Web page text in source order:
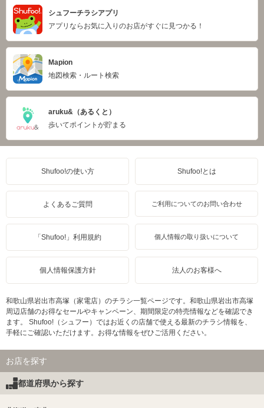
シュフーチラシアプリ
アプリならお気に入りのお店がすぐに見つかる！
Mapion
地図検索・ルート検索
aruku&（あるくと）
歩いてポイントが貯まる
Shufoo!の使い方 Shufoo!とは
よくあるご質問 ご利用についてのお問い合わせ
「Shufoo!」利用規約 個人情報の取り扱いについて
個人情報保護方針 法人のお客様へ
和歌山県岩出市高塚（家電店）のチラシ一覧ページです。和歌山県岩出市高塚
周辺店舗のお得なセールやキャンペーン、期間限定の特売情報などを確認でき
ます。 Shufoo!（シュフー）ではお近くの店舗で使える最新のチラシ情報を、
手軽にご確認いただけます。お得な情報をぜひご活用ください。
お店を探す
都道府県から探す